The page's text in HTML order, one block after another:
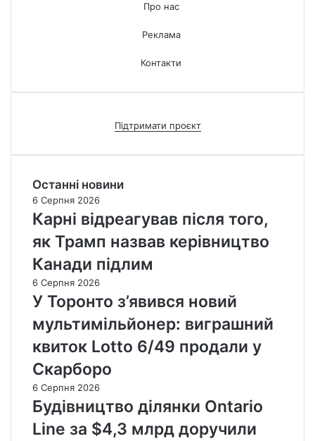
Про нас
Реклама
Контакти
Підтримати проєкт
Останні новини
6 Серпня 2026
Карні відреагував після того,
як Трамп назвав керівництво
Канади підлим
6 Серпня 2026
У Торонто з’явився новий
мультимільйонер: виграшний
квиток Lotto 6/49 продали у
Скарборо
6 Серпня 2026
Будівництво ділянки Ontario
Line за $4,3 млрд доручили